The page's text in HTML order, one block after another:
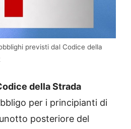
previsti dal Codice della
della Strada
per i principianti di
posteriore del